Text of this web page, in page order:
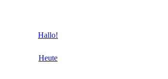
Hallo!
Heute